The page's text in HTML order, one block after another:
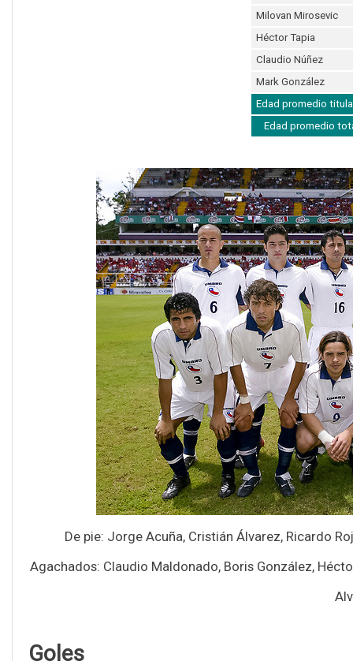
Milovan Mirosevic
Héctor Tapia
Claudio Núñez
Mark González
Edad promedio
Edad promedio
De pie: Jorge Acuña, Cristián Álvarez, Ricardo
Agachados: Claudio Maldonado, Boris González,
Goles